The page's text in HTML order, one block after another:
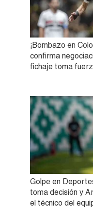
¡Bombazo en
confirma
fichaje toma
Golpe en
toma decisión y
el técnico del